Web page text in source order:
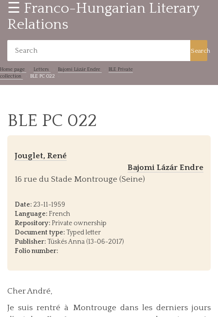
☰ Franco-Hungarian Literary
Relations
Search
Home page Letters Bajomi Lázár Endre
BLE Private
collection
BLE PC 022
BLE PC 022
Jouglet, René
Bajomi Lázár Endre
16 rue du Stade Montrouge (Seine)
Date: 23-11-1959
Language: French
Repository: Private ownership
Document type: Typed letter
Publisher: Tüskés Anna (13-06-2017)
Folio number:
Cher André,
Je suis rentré à Montrouge dans les derniers jours